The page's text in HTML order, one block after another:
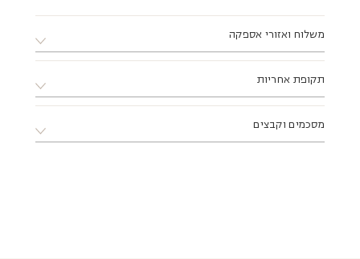
משלוח ואזורי אספקה
ב. ניתן לתאם התקנה ע"י מתקין מקצועי מטעם החברה.
ג. מוצר שמגיע באריזה שטוחה דורש הרכבה, ניתן להזמין הרכבה
דרך הסטודיו בתוספת תשלום.
ד. אזורי אספקה:
תקופת אחריות
מסכמים וקבצים